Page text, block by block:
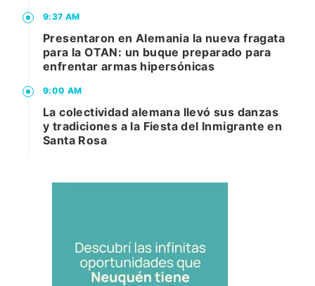
9:37 AM
Presentaron en Alemania la nueva fragata
para la OTAN: un buque preparado para
enfrentar armas hipersónicas
9:00 AM
La colectividad alemana llevó sus danzas
y tradiciones a la Fiesta del Inmigrante en
Santa Rosa